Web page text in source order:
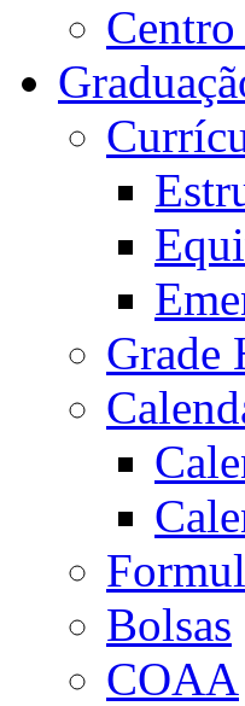
Grade
Bolsas
COAA